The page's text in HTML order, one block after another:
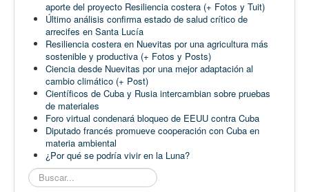
aporte del proyecto Resiliencia costera (+ Fotos y Tuit)
Último análisis confirma estado de salud crítico de
arrecifes en Santa Lucía
Resiliencia costera en Nuevitas por una agricultura más
sostenible y productiva (+ Fotos y Posts)
Ciencia desde Nuevitas por una mejor adaptación al
cambio climático (+ Post)
Científicos de Cuba y Rusia intercambian sobre pruebas
de materiales
Foro virtual condenará bloqueo de EEUU contra Cuba
Diputado francés promueve cooperación con Cuba en
materia ambiental
¿Por qué se podría vivir en la Luna?
Buscar...